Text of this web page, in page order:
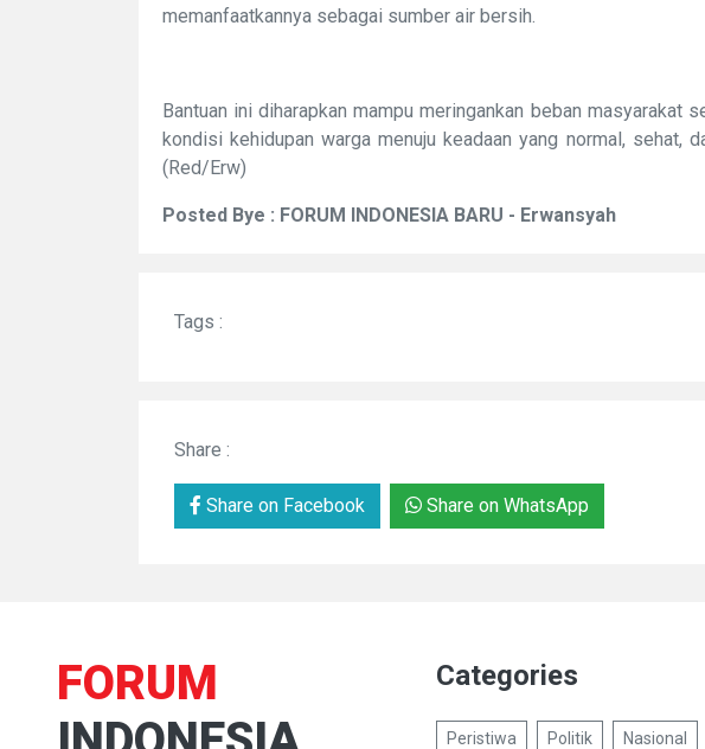
memanfaatkannya sebagai sumber air bersih.
Bantuan ini diharapkan mampu meringankan beban masyarakat
kondisi kehidupan warga menuju keadaan yang normal, sehat,
(Red/Erw)
Posted Bye : FORUM INDONESIA BARU - Erwansyah
Tags :
Share :
Share on Facebook Share on WhatsApp
FORUM
Categories
Peristiwa Politik Nasional